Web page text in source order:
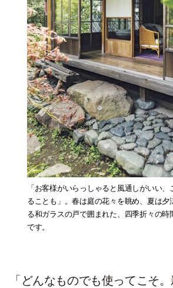
「お客様がいらっしゃると風通しがいい、
ることも」。春は庭の花々を眺め、夏は
る和ガラスの戸で囲まれた、四季折々の時
です。
「どんなものでも使ってこそ